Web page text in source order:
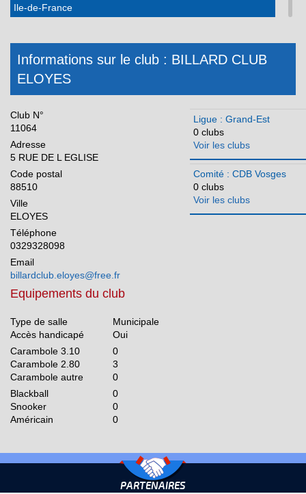
Ile-de-France
Méditerranée
Normandie
Occitanie
Pays de la Loire
Réunion
Informations sur le club : BILLARD CLUB
ELOYES
Club N°
11064
Adresse
5 RUE DE L EGLISE
Code postal
88510
Ville
ELOYES
Téléphone
0329328098
Email
billardclub.eloyes@free.fr
Ligue : Grand-Est
0 clubs
Voir les clubs
Comité : CDB Vosges
0 clubs
Voir les clubs
Equipements du club
Type de salle
Municipale
Accès handicapé
Oui
Carambole 3.10
0
Carambole 2.80
3
Carambole autre
0
Blackball
0
Snooker
0
Américain
0
PARTENAIRES